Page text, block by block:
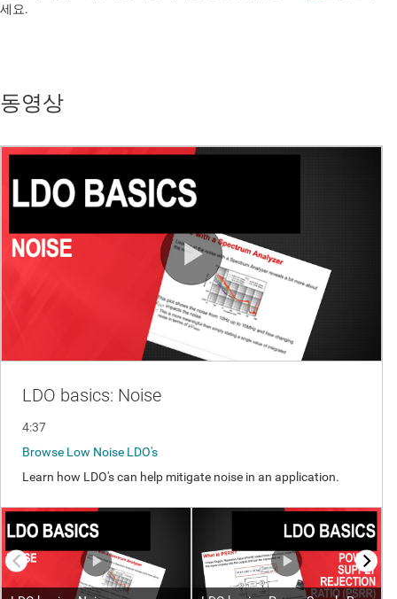
세요. ​​​​​​​​​​​​​​
동영상